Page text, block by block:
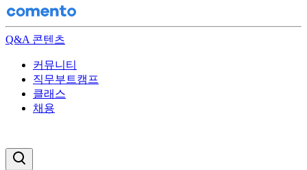
Q&A 콘텐츠
커뮤니티
직무부트캠프
클래스
채용